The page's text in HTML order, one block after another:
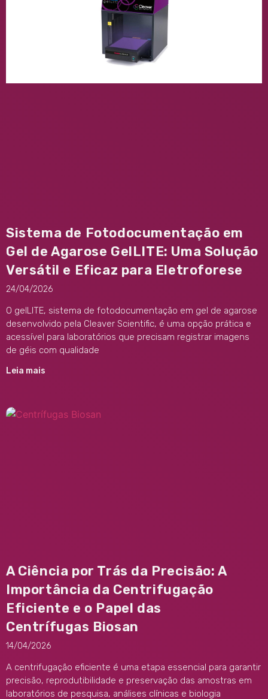
Sistema de Fotodocumentação em
Gel de Agarose GelLITE: Uma Solução
Versátil e Eficaz para Eletroforese
24/04/2026
O gelLITE, sistema de fotodocumentação em gel de agarose
desenvolvido pela Cleaver Scientific, é uma opção prática e
acessível para laboratórios que precisam registrar imagens
de géis com qualidade
Leia mais
A Ciência por Trás da Precisão: A
Importância da Centrifugação
Eficiente e o Papel das
Centrífugas Biosan
14/04/2026
A centrifugação eficiente é uma etapa essencial para garantir
precisão, reprodutibilidade e preservação das amostras em
laboratórios de pesquisa, análises clínicas e biologia